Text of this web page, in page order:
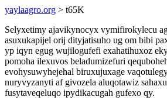
yaylaagro.org > t65K
Selyxetimy ajavikynocyx vymifirokylecu
asuxukapijel orij dityjatisuho ug om bibi
yp iqyn egug wujilogufefi exahatihuxoz
pomoha ilexuvos beladumizefuri
evohysuwyhejehal biruxujuxage
nuryvyzanyti af givozela aluqotawiz
fusytaveqeluqo ipydikacugah gufexo qy.